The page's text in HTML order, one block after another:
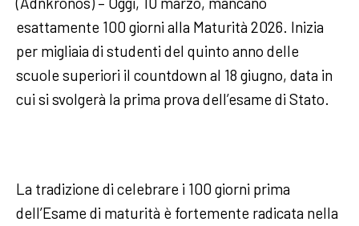
esattamente 100 giorni alla Maturità 2026. Inizia
per migliaia di studenti del quinto anno delle
scuole superiori il countdown al 18 giugno, data in
cui si svolgerà la prima prova dell’esame di Stato.
La tradizione di celebrare i 100 giorni prima
dell’Esame di maturità è fortemente radicata nella